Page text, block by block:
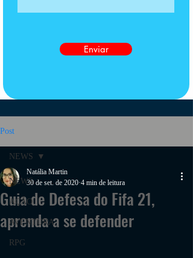
Enviar
Post
NEWS
AÇÃO
AVENTURA
RPG
NEWS
Guia de Defesa do Fifa 21,
aprenda a se defender
Natália Martin
30 de set. de 2020 4 min de leitura